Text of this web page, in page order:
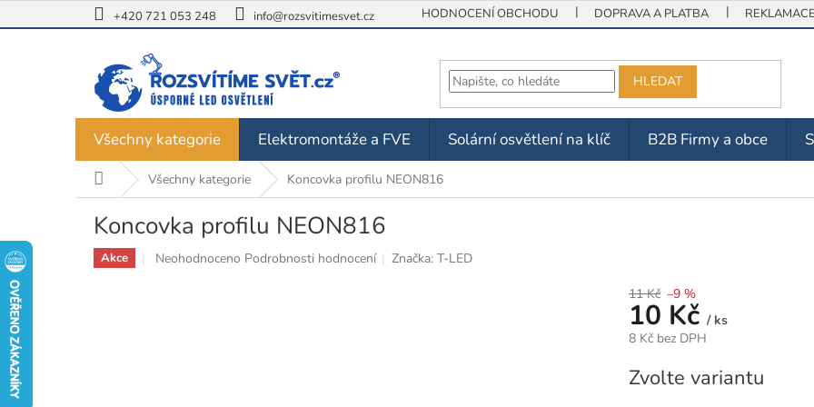
na
+420 721 053 248 info@rozsvitimesvet.cz HODNOCENÍ OBCHODU DOPRAVA A PLATBA
HLEDAT
Všechny kategorie Elektromontáže a FVE Solární osvětlení na klíč B2B Firmy a obce
Domů Všechny kategorie Koncovka profilu NEON816
Koncovka profilu NEON816
Akce
Průměrné
Neohodnoceno Podrobnosti hodnocení Značka:T-LED
11 Kč –9 %
10 Kč / ks
8 Kč bez DPH
cena:
Zvolte variantu